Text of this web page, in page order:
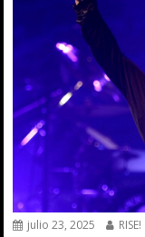
julio 23, 2025 RISE!